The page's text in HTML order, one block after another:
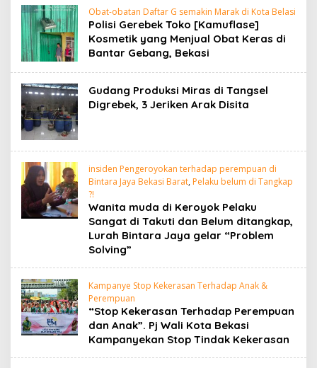
Obat-obatan Daftar G semakin Marak di Kota Belasi
Polisi Gerebek Toko [Kamuflase]
Kosmetik yang Menjual Obat Keras di
Bantar Gebang, Bekasi
Gudang Produksi Miras di Tangsel
Digrebek, 3 Jeriken Arak Disita
insiden Pengeroyokan terhadap perempuan di
Bintara Jaya Bekasi Barat, Pelaku belum di Tangkap
?!
Wanita muda di Keroyok Pelaku
Sangat di Takuti dan Belum ditangkap,
Lurah Bintara Jaya gelar “Problem
Solving”
Kampanye Stop Kekerasan Terhadap Anak &
Perempuan
“Stop Kekerasan Terhadap Perempuan
dan Anak”. Pj Wali Kota Bekasi
Kampanyekan Stop Tindak Kekerasan